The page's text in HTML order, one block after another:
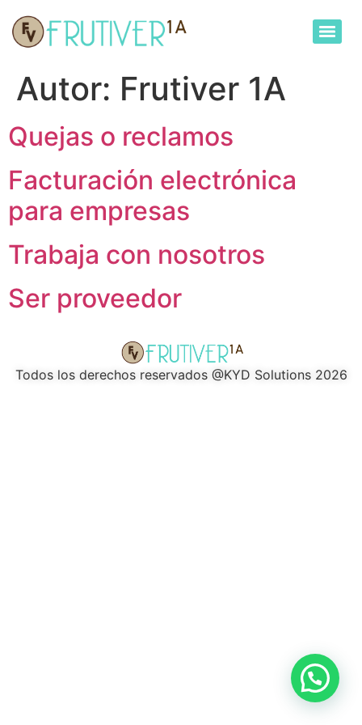
Autor: Frutiver 1A
Quejas o reclamos
Facturación electrónica
para empresas
Trabaja con nosotros
Ser proveedor
Todos los derechos reservados @KYD Solutions 2026